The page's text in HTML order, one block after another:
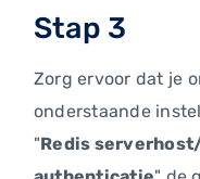
Stap 3
Zorg ervoor dat je
onderstaande
"Redis